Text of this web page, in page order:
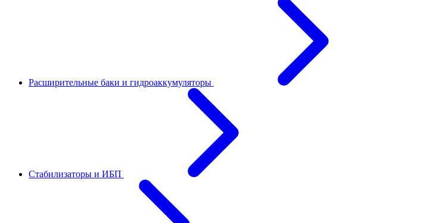
Расширительные баки и гидроаккумуляторы
Стабилизаторы и ИБП